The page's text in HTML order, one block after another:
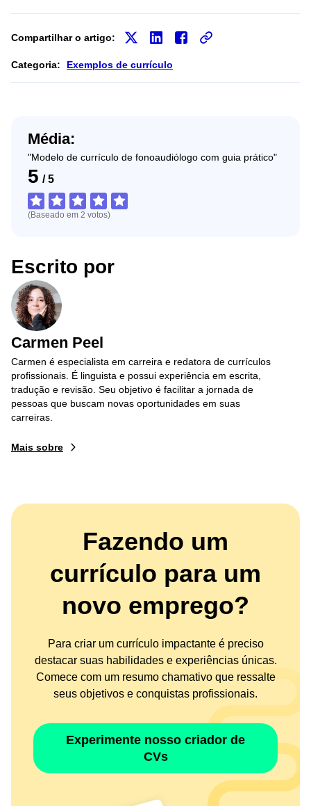
Compartilhar o artigo:
Categoria: Exemplos de currículo
Média:
"Modelo de currículo de fonoaudiólogo com guia prático"
5 / 5
(Baseado em 2 votos)
Escrito por
Carmen Peel
Carmen é especialista em carreira e redatora de currículos
profissionais. É linguista e possui experiência em escrita,
tradução e revisão. Seu objetivo é facilitar a jornada de
pessoas que buscam novas oportunidades em suas
carreiras.
Mais sobre
Fazendo um
currículo para um
novo emprego?
Para criar um currículo impactante é preciso
destacar suas habilidades e experiências únicas.
Comece com um resumo chamativo que ressalte
seus objetivos e conquistas profissionais.
Experimente nosso criador de
CVs